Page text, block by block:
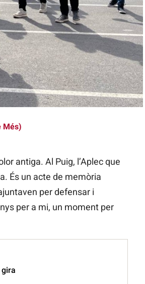
Més)
antiga. Al Puig, l’Aplec que
És un acte de memòria
per defensar i
per a mi, un moment per